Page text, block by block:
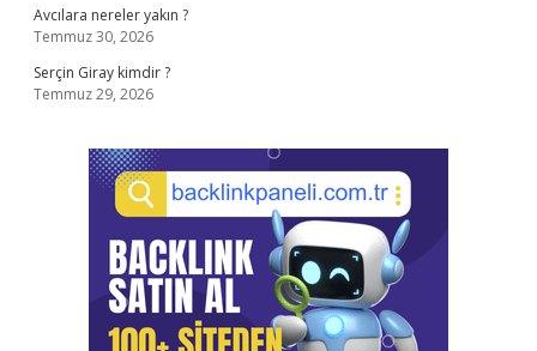
Avcılara nereler yakın ?
Temmuz 30, 2026
Serçin Giray kimdir ?
Temmuz 29, 2026